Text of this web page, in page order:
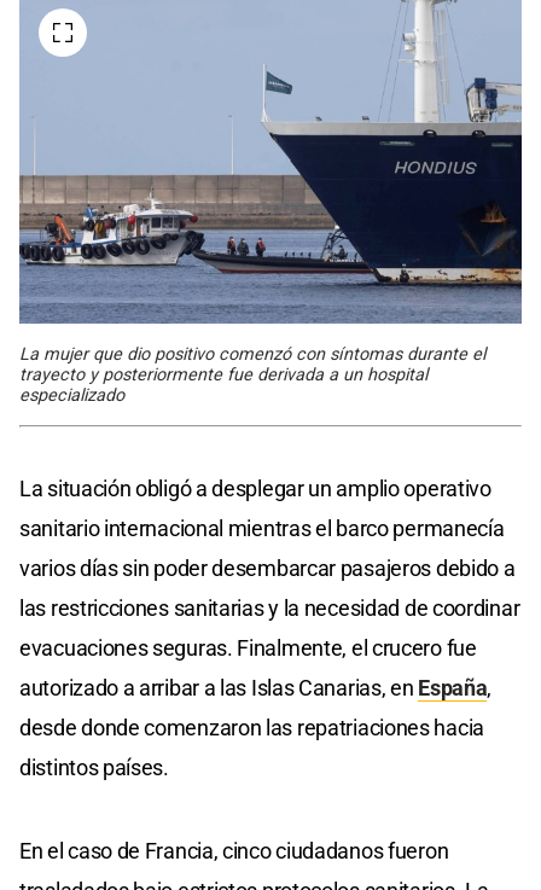
La mujer que dio positivo comenzó con síntomas durante el
trayecto y posteriormente fue derivada a un hospital
especializado
La situación obligó a desplegar un amplio operativo
sanitario internacional mientras el barco permanecía
varios días sin poder desembarcar pasajeros debido a
las restricciones sanitarias y la necesidad de coordinar
evacuaciones seguras. Finalmente, el crucero fue
autorizado a arribar a las Islas Canarias, en España,
desde donde comenzaron las repatriaciones hacia
distintos países.
En el caso de Francia, cinco ciudadanos fueron